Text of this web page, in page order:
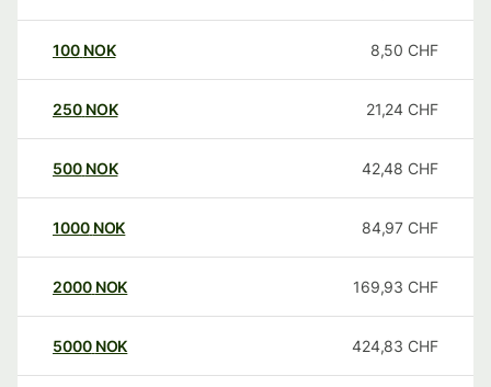
100 NOK 8,50 CHF
250 NOK 21,24 CHF
500 NOK 42,48 CHF
1000 NOK 84,97 CHF
2000 NOK 169,93 CHF
5000 NOK 424,83 CHF